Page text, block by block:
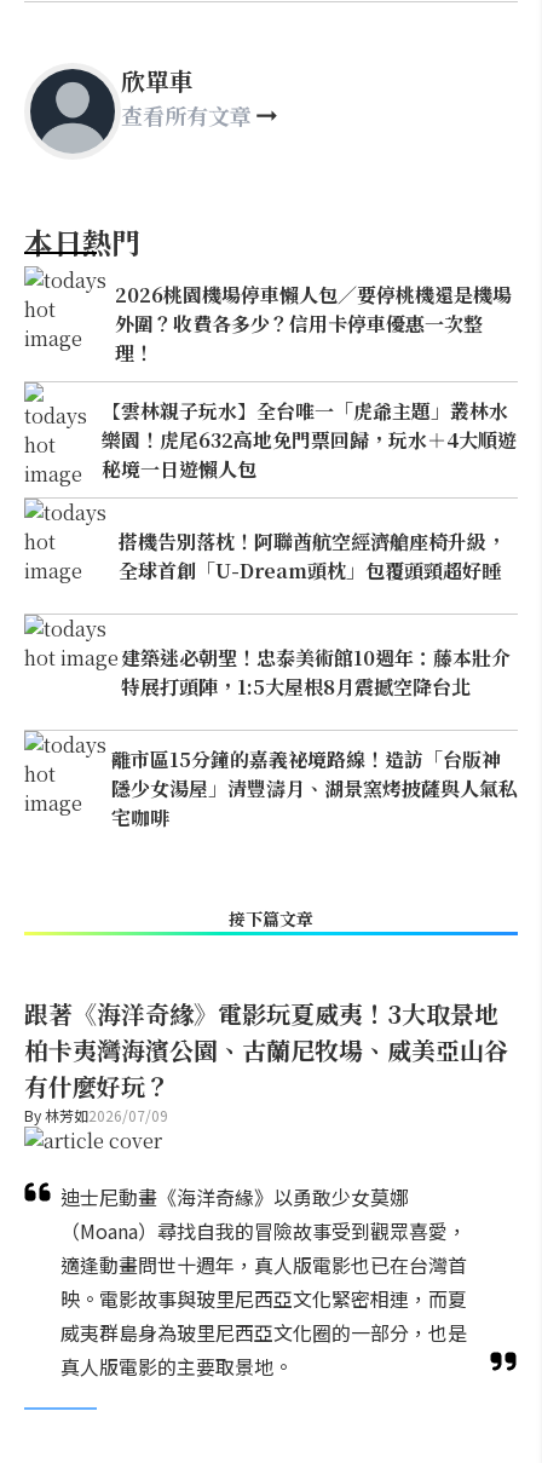
欣單車
查看所有文章
本日熱門
2026桃園機場停車懶人包／要停桃機還是機場
外圍？收費各多少？信用卡停車優惠一次整
理！
【雲林親子玩水】全台唯一「虎爺主題」叢林水
樂園！虎尾632高地免門票回歸，玩水＋4大順遊
秘境一日遊懶人包
搭機告別落枕！阿聯酋航空經濟艙座椅升級，
全球首創「U-Dream頭枕」包覆頭頸超好睡
建築迷必朝聖！忠泰美術館10週年：藤本壯介
特展打頭陣，1:5大屋根8月震撼空降台北
離市區15分鐘的嘉義祕境路線！造訪「台版神
隱少女湯屋」清豐濤月、湖景窯烤披薩與人氣私
宅咖啡
接下篇文章
跟著《海洋奇緣》電影玩夏威夷！3大取景地
柏卡夷灣海濱公園、古蘭尼牧場、威美亞山谷
有什麼好玩？
By林芳如2026/07/09
迪士尼動畫《海洋奇緣》以勇敢少女莫娜
（Moana）尋找自我的冒險故事受到觀眾喜愛，
適逢動畫問世十週年，真人版電影也已在台灣首
映。電影故事與玻里尼西亞文化緊密相連，而夏
威夷群島身為玻里尼西亞文化圈的一部分，也是
真人版電影的主要取景地。